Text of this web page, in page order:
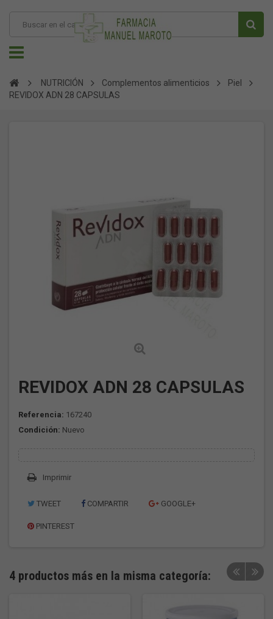
NUTRICIÓN Complementos alimenticios
Piel
REVIDOX ADN 28 CAPSULAS
REVIDOX ADN 28 CAPSULAS
Referencia: 167240
Condición: Nuevo
Imprimir
TWEET COMPARTIR GOOGLE+
PINTEREST
4 productos más en la misma categoría: